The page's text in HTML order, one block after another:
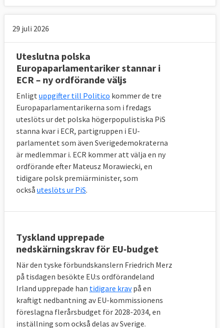
29 juli 2026
Uteslutna polska
Europaparlamentariker stannar i
ECR – ny ordförande väljs
Enligt uppgifter till Politico kommer de tre
Europaparlamentarikerna som i fredags
uteslöts ur det polska högerpopulistiska PiS
stanna kvar i ECR, partigruppen i EU-
parlamentet som även Sverigedemokraterna
är medlemmar i. ECR kommer att välja en ny
ordförande efter Mateusz Morawiecki, en
tidigare polsk premiärminister, som
också uteslöts ur PiS.
Tyskland upprepade
nedskärningskrav för EU-budget
När den tyske förbundskanslern Friedrich Merz
på tisdagen besökte EU:s ordförandeland
Irland upprepade han tidigare kravpå en
kraftigt nedbantning av EU-kommissionens
föreslagna flerårsbudget för 2028-2034, en
inställning som också delas av Sverige.